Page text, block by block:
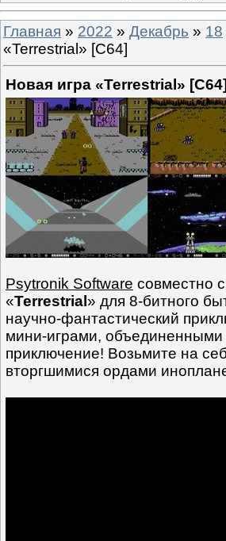
Главная » 2022 » Декабрь » 18
«Terrestrial» [C64]
Новая игра «Terrestrial» [C64]
Psytronik Software совместно с
«Terrestrial » для 8-битного
научно-фантастический
мини-играми, объединенными
приключение! Возьмите на
вторгшимися ордами